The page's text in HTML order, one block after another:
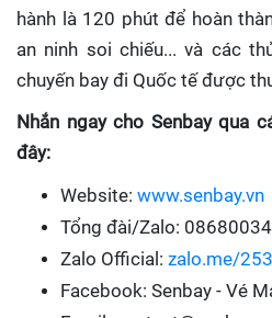
hành là 120 phút để hoàn
an ninh soi chiếu... và các
chuyến bay đi Quốc tế được
Nhắn ngay cho Senbay qua
đây:
Website: www.senbay.vn
Tổng đài/Zalo:
Zalo Official: zalo.me/
Facebook: Senbay - Vé